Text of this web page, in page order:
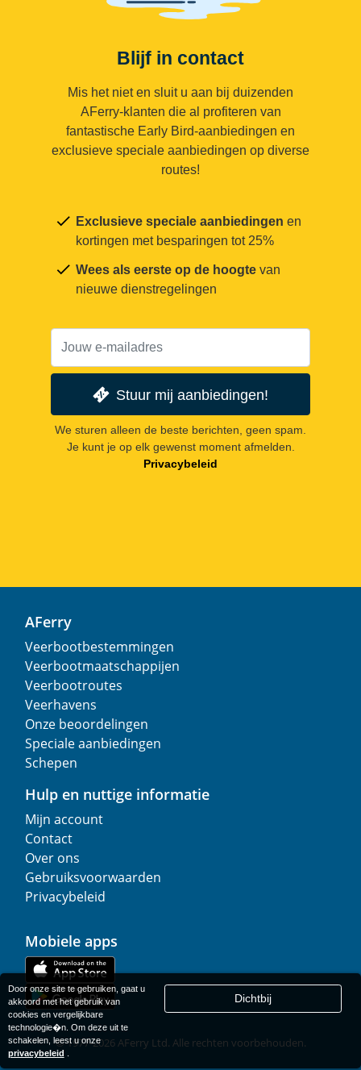
Blijf in contact
Mis het niet en sluit u aan bij duizenden
AFerry-klanten die al profiteren van
fantastische Early Bird-aanbiedingen en
exclusieve speciale aanbiedingen op diverse
routes!
Exclusieve speciale aanbiedingen en
kortingen met besparingen tot 25%
Wees als eerste op de hoogte van
nieuwe dienstregelingen
Stuur mij aanbiedingen!
We sturen alleen de beste berichten, geen spam.
Je kunt je op elk gewenst moment afmelden.
Privacybeleid
AFerry
Veerbootbestemmingen
Veerbootmaatschappijen
Veerbootroutes
Veerhavens
Onze beoordelingen
Speciale aanbiedingen
Schepen
Hulp en nuttige informatie
Mijn account
Contact
Over ons
Gebruiksvoorwaarden
Privacybeleid
Mobiele apps
© 1977-2026AFerry Ltd. Alle rechten voorbehouden.
Door onze site te gebruiken, gaat u
akkoord met het gebruik van
cookies en vergelijkbare
technologie�n. Om deze uit te
schakelen, leest u onze
privacybeleid
Dichtbij